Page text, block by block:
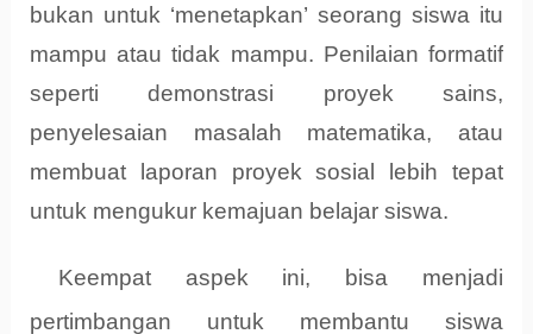
bukan untuk ‘menetapkan’ seorang siswa itu
mampu atau tidak mampu. Penilaian formatif
seperti demonstrasi proyek sains,
penyelesaian masalah matematika, atau
membuat laporan proyek sosial lebih tepat
untuk mengukur kemajuan belajar siswa.
Keempat aspek ini, bisa menjadi
pertimbangan untuk membantu siswa